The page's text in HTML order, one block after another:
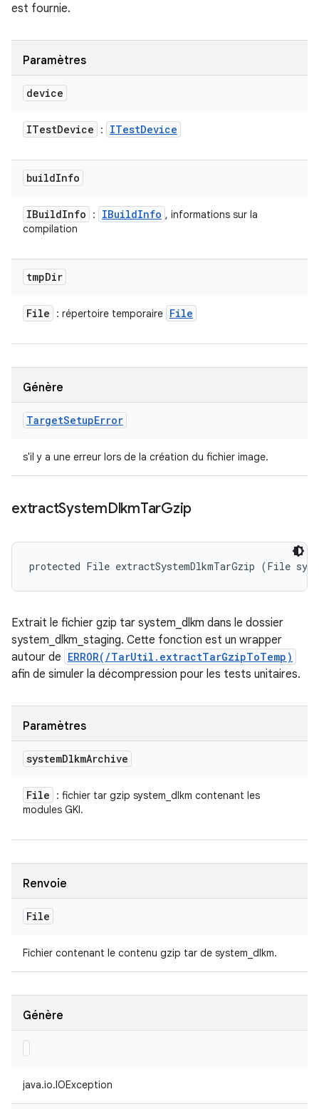
est fournie.
Paramètres
device
ITestDevice : ITestDevice
buildInfo
IBuildInfo : IBuildInfo , informations sur la
compilation
tmpDir
File : répertoire temporaire File
Génère
TargetSetupError
s'il y a une erreur lors de la création du fichier image.
extractSystemDlkmTarGzip
protected File extractSystemDlkmTarGzip (File
Extrait le fichier gzip tar system_dlkm dans le dossier
system_dlkm_staging. Cette fonction est un wrapper
autour de ERROR(/TarUtil.extractTarGzipToTemp)
afin de simuler la décompression pour les tests unitaires.
Paramètres
systemDlkmArchive
File
: fichier tar gzip system_dlkm contenant les
modules GKI.
Renvoie
File
Fichier contenant le contenu gzip tar de system_dlkm.
Génère
java.io.IOException